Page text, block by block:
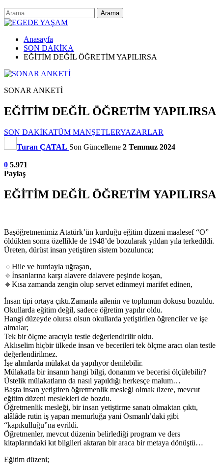
Anasayfa
SON DAKİKA
EĞİTİM DEĞİL ÖĞRETİM YAPILIRSA
SONAR ANKETİ
EĞİTİM DEĞİL ÖĞRETİM YAPILIRSA
SON DAKİKATÜM MANŞETLERYAZARLAR
Turan ÇATAL Son Güncelleme 2 Temmuz 2024
0 5.971
Paylaş
EĞİTİM DEĞİL ÖĞRETİM YAPILIRSA
Başöğretmenimiz Atatürk’ün kurduğu eğitim düzeni maalesef “O”
öldükten sonra özellikle de 1948’de bozularak yıldan yıla terkedildi.
Üreten, dürüst insan yetiştiren sistem bozulunca;
🔹Hile ve hurdayla uğraşan,
🔹İnsanlarına karşı alavere dalavere peşinde koşan,
🔹Kısa zamanda zengin olup servet edinmeyi marifet edinen,
İnsan tipi ortaya çıktı.Zamanla ailenin ve toplumun dokusu bozuldu.
Okullarda eğitim değil, sadece öğretim yapılır oldu.
Hangi düzeyde olursa olsun okullarda yetiştirilen öğrenciler ve işe
almalar;
Tek bir ölçme aracıyla testle değerlendirilir oldu.
Aklıselim hiçbir ülkede insan ve becerileri tek ölçme aracı olan testle
değerlendirilmez.
İşe alımlarda mülakat da yapılıyor denilebilir.
Mülakatla bir insanın hangi bilgi, donanım ve becerisi ölçülebilir?
Üstelik mülakatların da nasıl yapıldığı herkesçe malum…
Başta insan yetiştiren öğretmenlik mesleği olmak üzere, mevcut
eğitim düzeni meslekleri de bozdu.
Öğretmenlik mesleği, bir insan yetiştirme sanatı olmaktan çıktı,
alâlâde rutin iş yapan memurluğa yani Osmanlı’daki gibi
“kapıkulluğu”na evrildi.
Öğretmenler, mevcut düzenin belirlediği program ve ders
kitaplarındaki kıt bilgileri aktaran bir araca bir metaya dönüştü…
Eğitim düzeni;